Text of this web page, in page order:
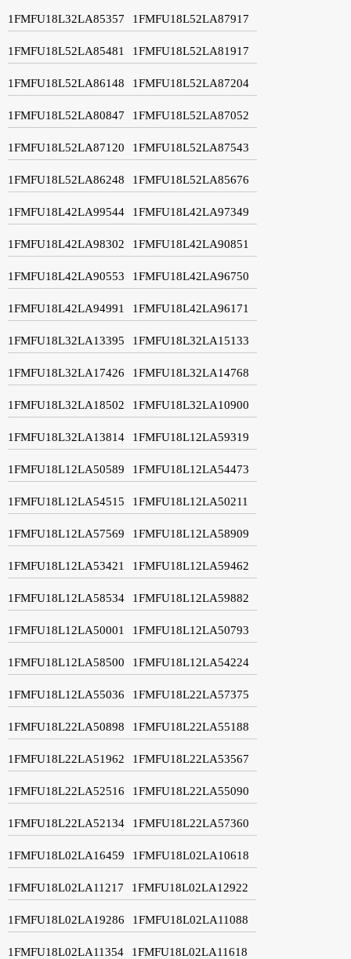
1FMFU18L32LA85357 1FMFU18L52LA87917
1FMFU18L52LA85481 1FMFU18L52LA81917
1FMFU18L52LA86148 1FMFU18L52LA87204
1FMFU18L52LA80847 1FMFU18L52LA87052
1FMFU18L52LA87120 1FMFU18L52LA87543
1FMFU18L52LA86248 1FMFU18L52LA85676
1FMFU18L42LA99544 1FMFU18L42LA97349
1FMFU18L42LA98302 1FMFU18L42LA90851
1FMFU18L42LA90553 1FMFU18L42LA96750
1FMFU18L42LA94991 1FMFU18L42LA96171
1FMFU18L32LA13395 1FMFU18L32LA15133
1FMFU18L32LA17426 1FMFU18L32LA14768
1FMFU18L32LA18502 1FMFU18L32LA10900
1FMFU18L32LA13814 1FMFU18L12LA59319
1FMFU18L12LA50589 1FMFU18L12LA54473
1FMFU18L12LA54515 1FMFU18L12LA50211
1FMFU18L12LA57569 1FMFU18L12LA58909
1FMFU18L12LA53421 1FMFU18L12LA59462
1FMFU18L12LA58534 1FMFU18L12LA59882
1FMFU18L12LA50001 1FMFU18L12LA50793
1FMFU18L12LA58500 1FMFU18L12LA54224
1FMFU18L12LA55036 1FMFU18L22LA57375
1FMFU18L22LA50898 1FMFU18L22LA55188
1FMFU18L22LA51962 1FMFU18L22LA53567
1FMFU18L22LA52516 1FMFU18L22LA55090
1FMFU18L22LA52134 1FMFU18L22LA57360
1FMFU18L02LA16459 1FMFU18L02LA10618
1FMFU18L02LA11217 1FMFU18L02LA12922
1FMFU18L02LA19286 1FMFU18L02LA11088
1FMFU18L02LA11354 1FMFU18L02LA11618